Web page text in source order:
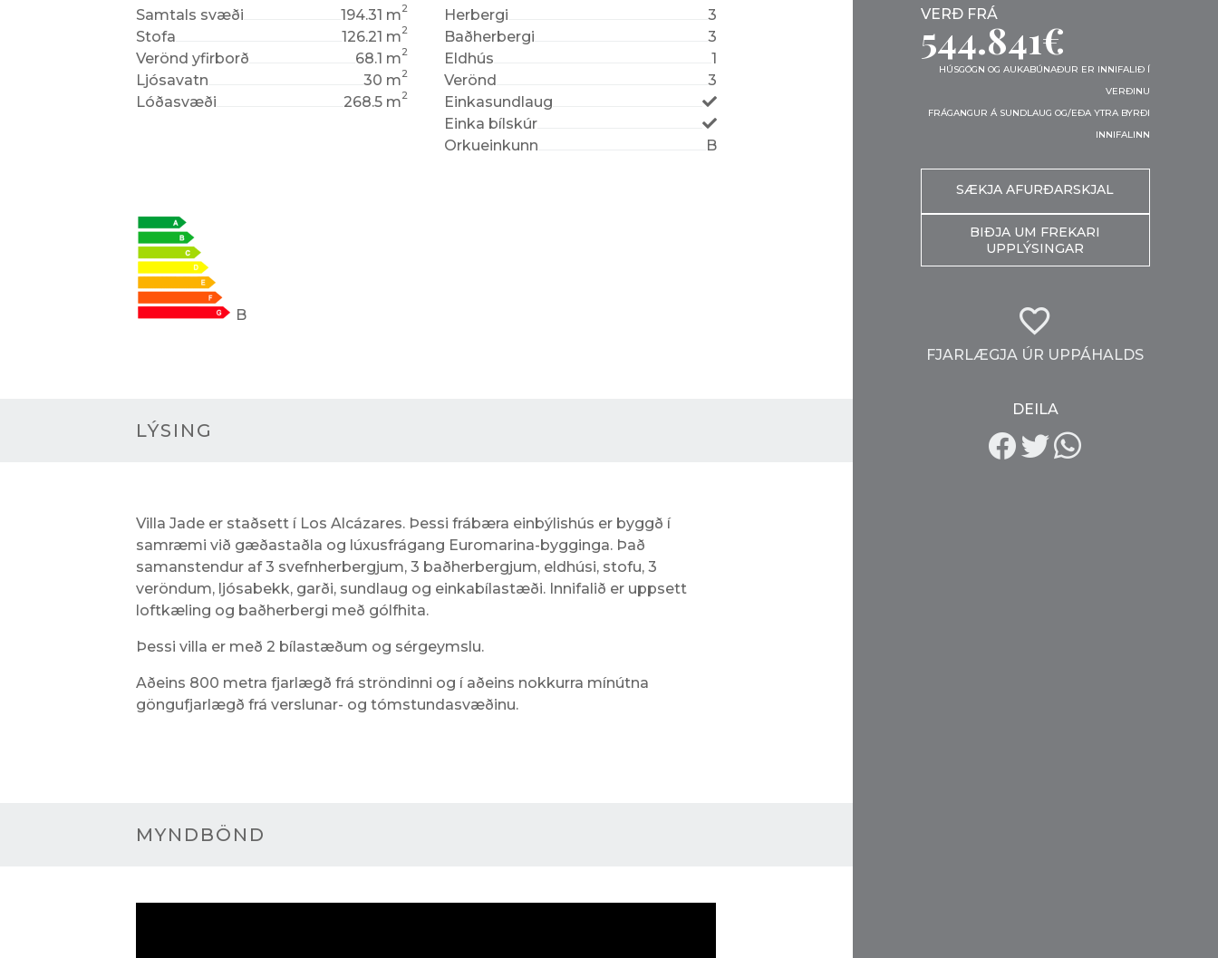
Samtals svæði 194.31 m2
Stofa 126.21 m2
Verönd yfirborð 68.1 m2
Ljósavatn 30 m2
Lóðasvæði 268.5 m2
Herbergi
3
Baðherbergi
3
Eldhús
1
Verönd
3
Einkasundlaug
Einka bílskúr
Orkueinkunn
B
B
LÝSING
Villa Jade er staðsett í Los Alcázares. Þessi frábæra einbýlishús er byggð í
samræmi við gæðastaðla og lúxusfrágang Euromarina-bygginga. Það
samanstendur af 3 svefnherbergjum, 3 baðherbergjum, eldhúsi, stofu, 3
veröndum, ljósabekk, garði, sundlaug og einkabílastæði. Innifalið er uppsett
loftkæling og baðherbergi með gólfhita.
Þessi villa er með 2 bílastæðum og sérgeymslu.
Aðeins 800 metra fjarlægð frá ströndinni og í aðeins nokkurra mínútna
göngufjarlægð frá verslunar- og tómstundasvæðinu.
MYNDBÖND
VERÐ FRÁ
544.841€
HÚSGÖGN OG AUKABÚNAÐUR ER INNIFALIÐ Í
VERÐINU
FRÁGANGUR Á SUNDLAUG OG/EÐA YTRA BYRÐI
INNIFALINN
SÆKJA AFURÐARSKJAL
BIÐJA UM FREKARI
UPPLÝSINGAR
FJARLÆGJA ÚR UPPÁHALDS
DEILA